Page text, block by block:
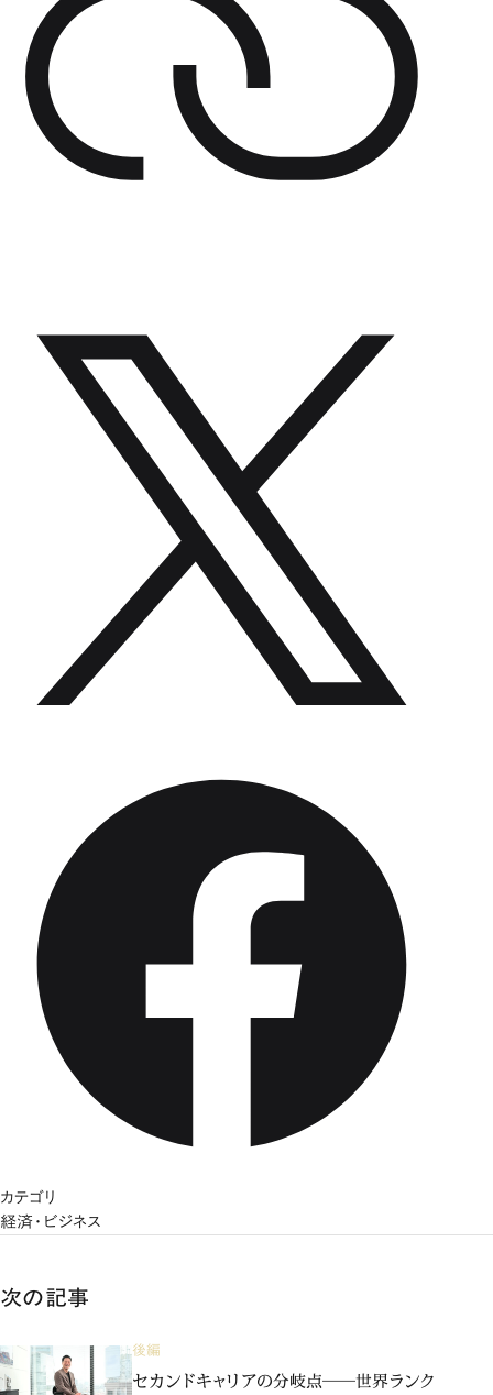
カテゴリ
経済・ビジネス
次の記事
後編
セカンドキャリアの分岐点――世界ランク